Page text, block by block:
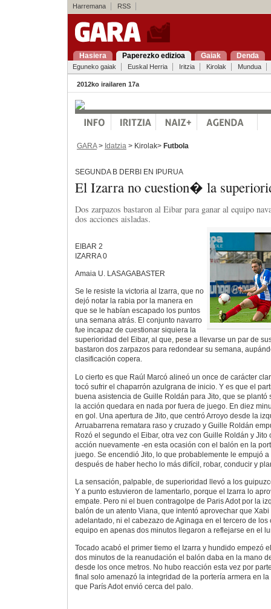
Harremana RSS
Hasiera Paperezko edizioa Gaiak Denda
Eguneko gaiak Euskal Herria Iritzia Kirolak Mundua
2012ko irailaren 17a
GARA> Idatzia > Kirolak> Futbola
SEGUNDA B DERBI EN IPURUA
El Izarra no cuestion� la
Dos zarpazos bastaron al Eibar para ganar al equipo
dos acciones aisladas.
EIBAR 2
IZARRA 0
Amaia U. LASAGABASTER
Se le resiste la victoria al Izarra, que no
dejó notar la rabia por la manera en
que se le habían escapado los puntos
una semana atrás. El conjunto navarro
fue incapaz de cuestionar siquiera la
superioridad del Eibar, al que, pese a llevarse un par de
bastaron dos zarpazos para redondear su semana,
clasificación copera.
Lo cierto es que Raúl Marcó alineó un once de carácter
tocó sufrir el chaparrón azulgrana de inicio. Y es que el
buena asistencia de Guille Roldán para Jito, que se plantó
la acción quedara en nada por fuera de juego. En diez
en gol. Una apertura de Jito, que centró Arroyo desde la
Arruabarrena rematara raso y cruzado y Guille Roldán
Rozó el segundo el Eibar, otra vez con Guille Roldán y Jito
acción nuevamente -en esta ocasión con el balón en la
juego. Se encendió Jito, lo que probablemente le empujó
después de haber hecho lo más difícil, robar, conducir y
La sensación, palpable, de superioridad llevó a los
Y a punto estuvieron de lamentarlo, porque el Izarra lo
empate. Pero ni el buen contragolpe de Paris Adot por la
balón de un atento Viana, que intentó aprovechar que
adelantado, ni el cabezazo de Aginaga en el tercero de los
equipo en apenas dos minutos llegaron a reflejarse en el
Tocado acabó el primer tiemo el Izarra y hundido empezó
dos minutos de la reanudación el balón daba en la mano
desde los once metros. No hubo reacción esta vez por
final solo amenazó la integridad de la portería armera en
que París Adot envió cerca del palo.